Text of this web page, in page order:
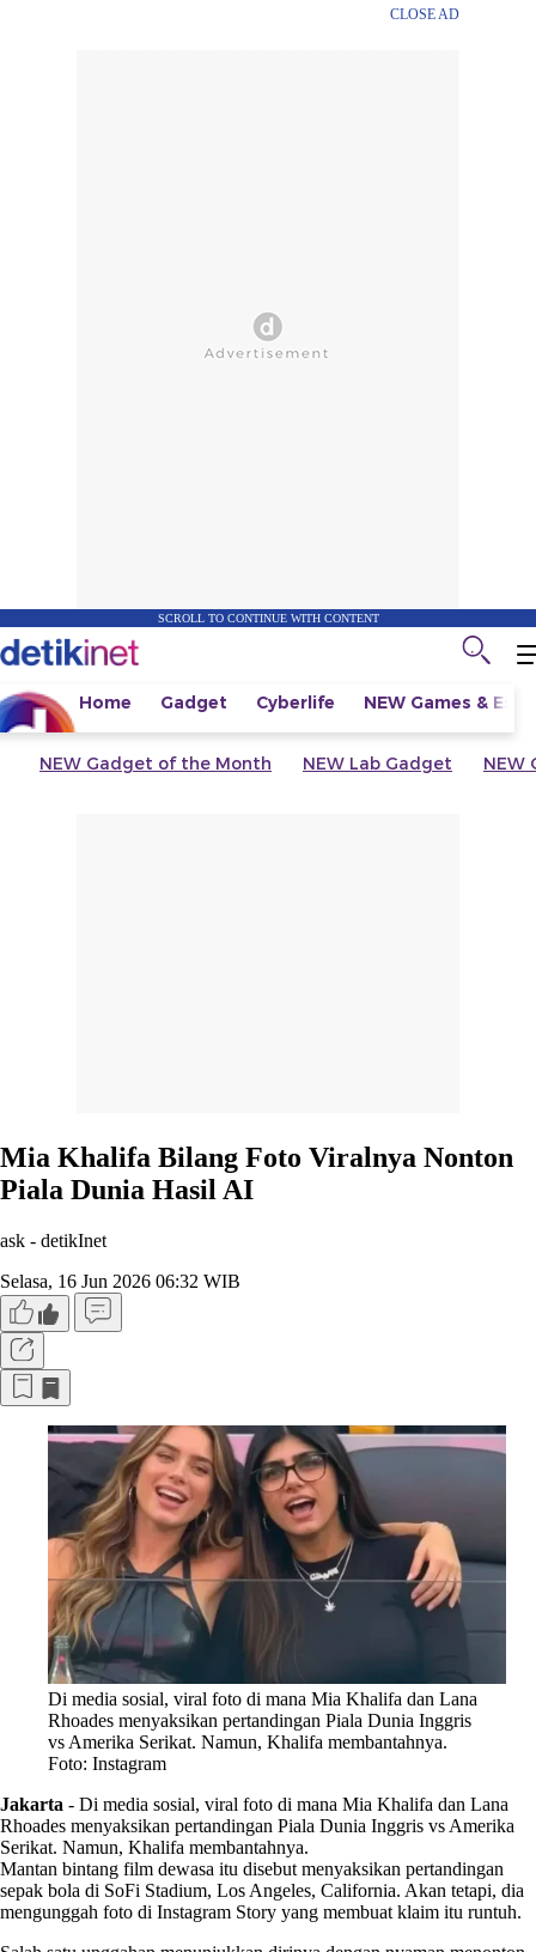
CLOSE AD
SCROLL TO CONTINUE WITH CONTENT
Home Gadget Cyberlife NEW Games &
NEW Gadget of the Month NEW Lab Gadget NEW
Mia Khalifa Bilang Foto Viralnya Nonton
Piala Dunia Hasil AI
ask - detikInet
Selasa, 16 Jun 2026 06:32 WIB
Di media sosial, viral foto di mana Mia Khalifa dan Lana
Rhoades menyaksikan pertandingan Piala Dunia Inggris
vs Amerika Serikat. Namun, Khalifa membantahnya.
Foto: Instagram
Jakarta - Di media sosial, viral foto di mana Mia Khalifa dan Lana
Rhoades menyaksikan pertandingan Piala Dunia Inggris vs Amerika
Serikat. Namun, Khalifa membantahnya.
Mantan bintang film dewasa itu disebut menyaksikan pertandingan
sepak bola di SoFi Stadium, Los Angeles, California. Akan tetapi, dia
mengunggah foto di Instagram Story yang membuat klaim itu runtuh.